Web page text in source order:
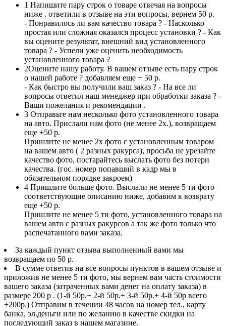
1 Напишите пару строк о товаре отвечая на вопросы
ниже . ответили в отзыве на эти вопросы, вернем 50 р.
- Понравилось ли вам качество товара ? - Насколько
простая или сложная оказался процесс установки ? - Как
вы оцените результат, внешний вид установленного
товара ? - Успели уже оценить необходимость
установленного товара ?
2Оцените нашу работу. В вашем отзыве есть пару строк
о нашей работе ? добавляем еще + 50 р.
- Как быстро вы получили ваш заказ ? - На все ли
вопросы ответил наш менеджер при обработки заказа ? -
Ваши пожелания и рекомендации .
3 Отправьте нам несколько фото установленного товара
на авто. Прислали нам фото (не менее 2х.), возвращаем
еще +50 р.
Пришлите не менее 2х фото с установленным товаром
на вашем авто ( 2 разных ракурса), просьба не урезайте
качество фото, постарайтесь выслать фото без потери
качества. (гос. номер попавший в кадр мы в
обязательном порядке закроем)
4 Пришлите больше фото. Выслали не менее 5 ти фото
соответствующие описанию ниже, добавим к возврату
еще +50 р.
Пришлите не менее 5 ти фото, установленного товара на
вашем авто с разных ракурсов а так же фото только что
распечатанного вами заказа.
За каждый пункт отзыва выполненный вами мы
возвращаем по 50 р.
В сумме ответив на все вопросы пунктов в вашем отзыве и
приложив не менее 5 ти фото, мы вернем вам часть стоимости
вашего заказа (затраченных вами денег на оплату заказа) в
размере 200 р . (1-й 50р.+ 2-й 50р.+ 3-й 50р.+ 4-й 50р всего
+200р.) Отправим в течении 48 часов на номер тел., карту
банка, эл.деньги или по желанию в качестве скидки на
последующий заказ в нашем магазине.